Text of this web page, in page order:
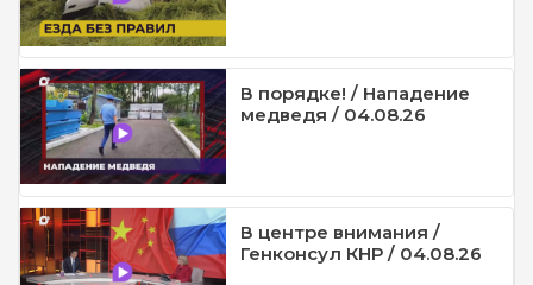
В порядке! / Нападение
медведя / 04.08.26
В центре внимания /
Генконсул КНР / 04.08.26